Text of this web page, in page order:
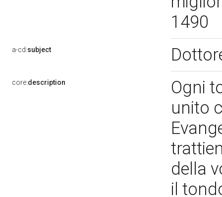
1490
a-cd:subject
core:description
Ogni
unito
della
il